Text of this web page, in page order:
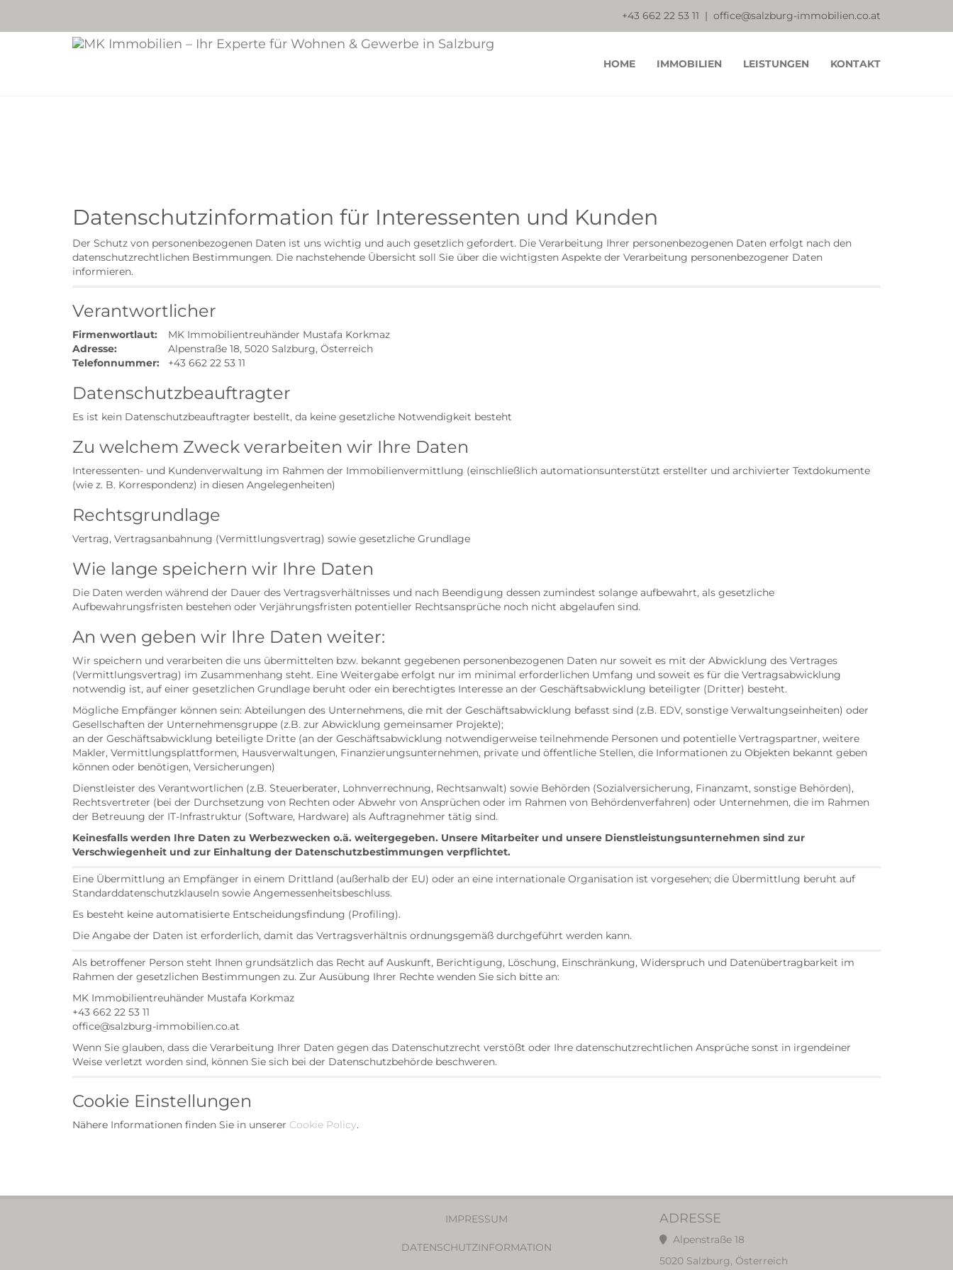
+43 662 22 53 11 | office@salzburg-immobilien.co.at
HOME IMMOBILIEN LEISTUNGEN KONTAKT
Datenschutzinformation für Interessenten und Kunden
Der Schutz von personenbezogenen Daten ist uns wichtig und auch gesetzlich gefordert. Die Verarbeitung Ihrer personenbezogenen Daten erfolgt nach den
datenschutzrechtlichen Bestimmungen. Die nachstehende Übersicht soll Sie über die wichtigsten Aspekte der Verarbeitung personenbezogener Daten
informieren.
Verantwortlicher
Firmenwortlaut:
MK Immobilientreuhänder Mustafa Korkmaz
Adresse:
Alpenstraße 18, 5020 Salzburg, Österreich
Telefonnummer:
+43 662 22 53 11
Datenschutzbeauftragter
Es ist kein Datenschutzbeauftragter bestellt, da keine gesetzliche Notwendigkeit besteht
Zu welchem Zweck verarbeiten wir Ihre Daten
Interessenten- und Kundenverwaltung im Rahmen der Immobilienvermittlung (einschließlich automationsunterstützt erstellter und archivierter Textdokumente
(wie z. B. Korrespondenz) in diesen Angelegenheiten)
Rechtsgrundlage
Vertrag, Vertragsanbahnung (Vermittlungsvertrag) sowie gesetzliche Grundlage
Wie lange speichern wir Ihre Daten
Die Daten werden während der Dauer des Vertragsverhältnisses und nach Beendigung dessen zumindest solange aufbewahrt, als gesetzliche
Aufbewahrungsfristen bestehen oder Verjährungsfristen potentieller Rechtsansprüche noch nicht abgelaufen sind.
An wen geben wir Ihre Daten weiter:
Wir speichern und verarbeiten die uns übermittelten bzw. bekannt gegebenen personenbezogenen Daten nur soweit es mit der Abwicklung des Vertrages
(Vermittlungsvertrag) im Zusammenhang steht. Eine Weitergabe erfolgt nur im minimal erforderlichen Umfang und soweit es für die Vertragsabwicklung
notwendig ist, auf einer gesetzlichen Grundlage beruht oder ein berechtigtes Interesse an der Geschäftsabwicklung beteiligter (Dritter) besteht.
Mögliche Empfänger können sein: Abteilungen des Unternehmens, die mit der Geschäftsabwicklung befasst sind (z.B. EDV, sonstige Verwaltungseinheiten) oder
Gesellschaften der Unternehmensgruppe (z.B. zur Abwicklung gemeinsamer Projekte);
an der Geschäftsabwicklung beteiligte Dritte (an der Geschäftsabwicklung notwendigerweise teilnehmende Personen und potentielle Vertragspartner, weitere
Makler, Vermittlungsplattformen, Hausverwaltungen, Finanzierungsunternehmen, private und öffentliche Stellen, die Informationen zu Objekten bekannt geben
können oder benötigen, Versicherungen)
Dienstleister des Verantwortlichen (z.B. Steuerberater, Lohnverrechnung, Rechtsanwalt) sowie Behörden (Sozialversicherung, Finanzamt, sonstige Behörden),
Rechtsvertreter (bei der Durchsetzung von Rechten oder Abwehr von Ansprüchen oder im Rahmen von Behördenverfahren) oder Unternehmen, die im Rahmen
der Betreuung der IT-Infrastruktur (Software, Hardware) als Auftragnehmer tätig sind.
Keinesfalls werden Ihre Daten zu Werbezwecken o.ä. weitergegeben. Unsere Mitarbeiter und unsere Dienstleistungsunternehmen sind zur
Verschwiegenheit und zur Einhaltung der Datenschutzbestimmungen verpflichtet.
Eine Übermittlung an Empfänger in einem Drittland (außerhalb der EU) oder an eine internationale Organisation ist vorgesehen; die Übermittlung beruht auf
Standarddatenschutzklauseln sowie Angemessenheitsbeschluss.
Es besteht keine automatisierte Entscheidungsfindung (Profiling).
Die Angabe der Daten ist erforderlich, damit das Vertragsverhältnis ordnungsgemäß durchgeführt werden kann.
Als betroffener Person steht Ihnen grundsätzlich das Recht auf Auskunft, Berichtigung, Löschung, Einschränkung, Widerspruch und Datenübertragbarkeit im
Rahmen der gesetzlichen Bestimmungen zu. Zur Ausübung Ihrer Rechte wenden Sie sich bitte an:
MK Immobilientreuhänder Mustafa Korkmaz
+43 662 22 53 11
office@salzburg-immobilien.co.at
Wenn Sie glauben, dass die Verarbeitung Ihrer Daten gegen das Datenschutzrecht verstößt oder Ihre datenschutzrechtlichen Ansprüche sonst in irgendeiner
Weise verletzt worden sind, können Sie sich bei der Datenschutzbehörde beschweren.
Cookie Einstellungen
Nähere Informationen finden Sie in unserer Cookie Policy.
IMPRESSUM
DATENSCHUTZINFORMATION
ADRESSE
Alpenstraße 18
5020 Salzburg, Österreich